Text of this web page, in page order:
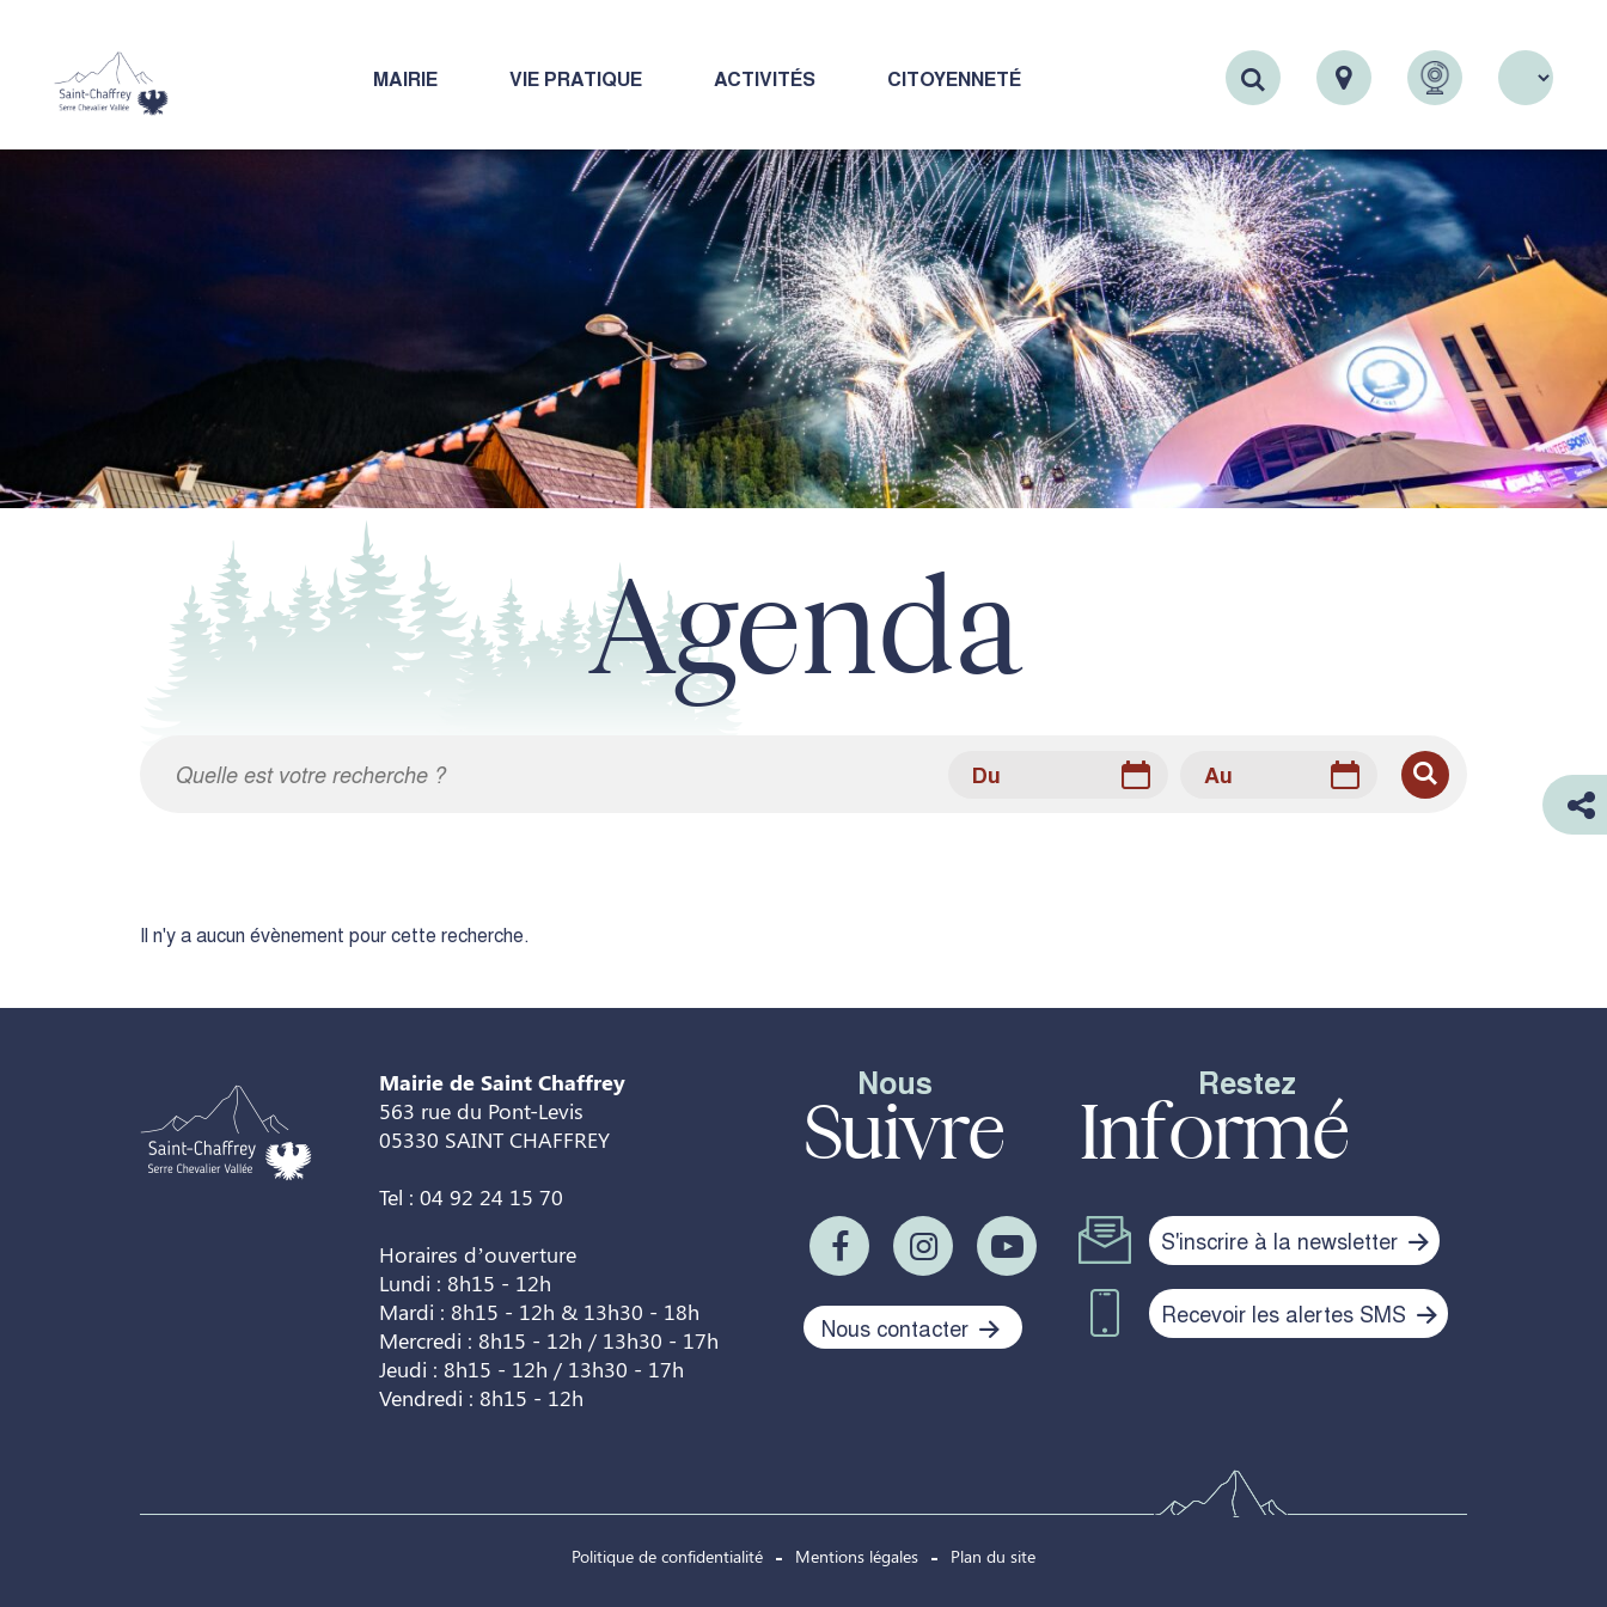
MAIRIE VIE PRATIQUE ACTIVITÉS CITOYENNETÉ Recherche
Agenda
Il n'y a aucun évènement pour cette recherche.
Mairie de Saint Chaffrey
563 rue du Pont-Levis
05330 SAINT CHAFFREY
Tel : 04 92 24 15 70
Horaires d’ouverture
Lundi : 8h15 - 12h
Mardi : 8h15 - 12h & 13h30 - 18h
Mercredi : 8h15 - 12h / 13h30 - 17h
Jeudi : 8h15 - 12h / 13h30 - 17h
Vendredi : 8h15 - 12h
Nous
Suivre
Nous contacter
Restez
Informé
S'inscrire à la newsletter
Recevoir les alertes SMS
Politique de confidentialité Mentions légales Plan du site